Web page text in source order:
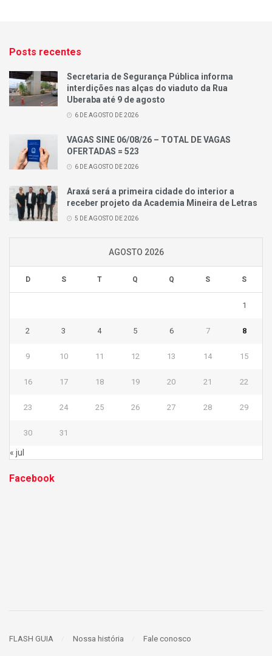
Posts recentes
Secretaria de Segurança Pública informa
interdições nas alças do viaduto da Rua
Uberaba até 9 de agosto
6 DE AGOSTO DE 2026
VAGAS SINE 06/08/26 – TOTAL DE VAGAS
OFERTADAS = 523
6 DE AGOSTO DE 2026
Araxá será a primeira cidade do interior a
receber projeto da Academia Mineira de Letras
5 DE AGOSTO DE 2026
AGOSTO 2026
D S T Q Q S S
1
2 3 4 5 6 7 8
9 10 11 12 13 14 15
16 17 18 19 20 21 22
23 24 25 26 27 28 29
30 31
« jul
Facebook
FLASH GUIA Nossa história Fale conosco